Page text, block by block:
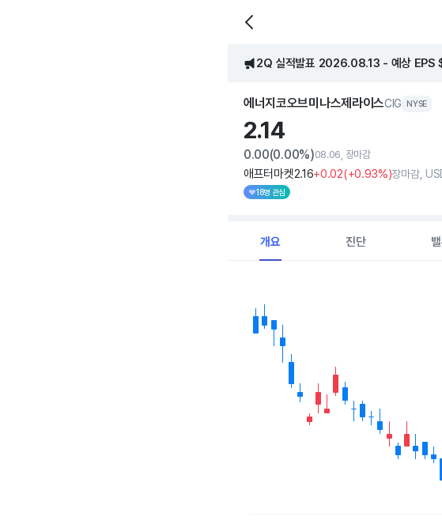
2Q 실적발표 2026.08.13 - 예상 EPS
에너지코오브미나스제라이스CIG NYSE
2.14
0.00(0.00%)08.06, 장마감
애프터마켓2.16+0.02(+0.93%)장마감,
18명 관심
개요 진단
View as data table, Chart
The chart has 1 X axis displaying
The chart has 1 Y axis displaying